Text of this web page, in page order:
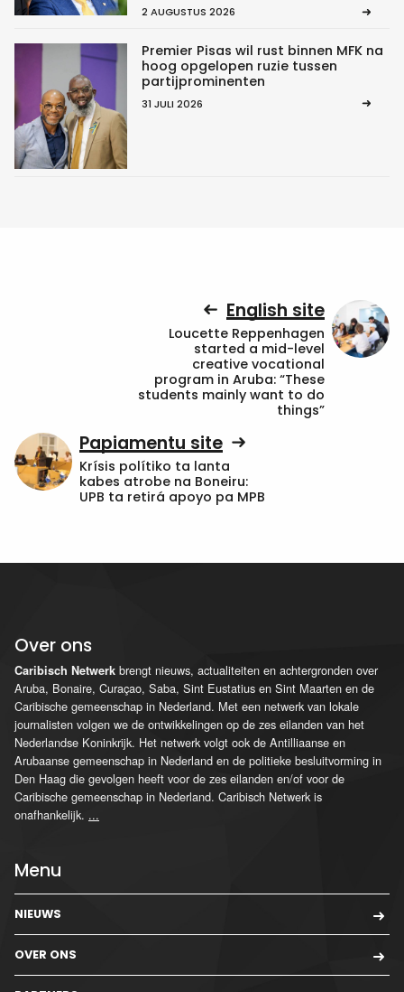
2 AUGUSTUS 2026
Premier Pisas wil rust binnen MFK na
hoog opgelopen ruzie tussen
partijprominenten
31 JULI 2026
English site
Loucette Reppenhagen
started a mid-level
creative vocational
program in Aruba: “These
students mainly want to do
things”
Papiamentu site
Krísis polítiko ta lanta
kabes atrobe na Boneiru:
UPB ta retirá apoyo pa MPB
Over ons
Caribisch Netwerk brengt nieuws, actualiteiten en achtergronden over
Aruba, Bonaire, Curaçao, Saba, Sint Eustatius en Sint Maarten en de
Caribische gemeenschap in Nederland. Met een netwerk van lokale
journalisten volgen we de ontwikkelingen op de zes eilanden van het
Nederlandse Koninkrijk. Het netwerk volgt ook de Antilliaanse en
Arubaanse gemeenschap in Nederland en de politieke besluitvorming in
Den Haag die gevolgen heeft voor de zes eilanden en/of voor de
Caribische gemeenschap in Nederland. Caribisch Netwerk is
onafhankelijk. ...
Menu
NIEUWS
OVER ONS